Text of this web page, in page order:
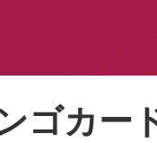
ゴカー